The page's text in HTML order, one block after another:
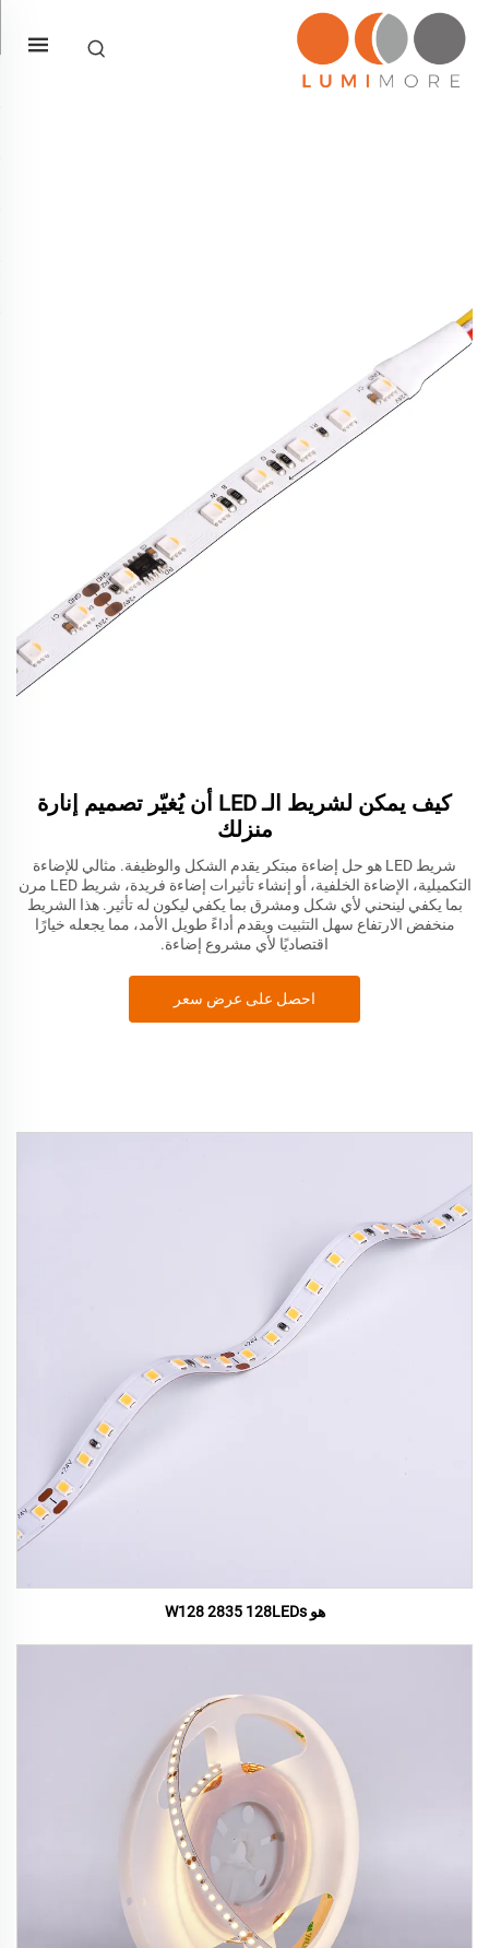
كيف يمكن لشريط الـ LED أن يُغيّر تصميم إنارة
منزلك
شريط LED هو حل إضاءة مبتكر يقدم الشكل والوظيفة. مثالي للإضاءة
التكميلية، الإضاءة الخلفية، أو إنشاء تأثيرات إضاءة فريدة، شريط LED مرن
بما يكفي لينحني لأي شكل ومشرق بما يكفي ليكون له تأثير. هذا الشريط
منخفض الارتفاع سهل التثبيت ويقدم أداءً طويل الأمد، مما يجعله خيارًا
اقتصاديًا لأي مشروع إضاءة.
احصل على عرض سعر
هو W128 2835 128LEDs